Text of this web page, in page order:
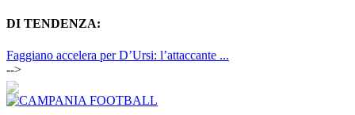
DI TENDENZA:
Faggiano accelera per D’Ursi: l’attaccante ...
-->